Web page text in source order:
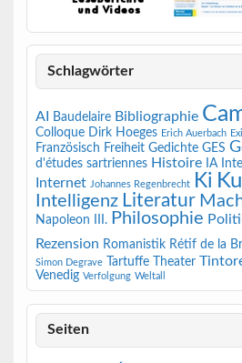
Schlagwörter
AI Baudelaire Bibliographie
Colloque Dirk Hoeges Erich Auerbach Exil
Französisch Freiheit Gedichte GES
d'études sartriennes Histoire IA
Internet Johannes Regenbrecht Ki
Intelligenz Literatur
Napoleon III. Philosophie
Rezension Romanistik Rétif de la
Simon Degrave Tartuffe Theater
Venedig Verfolgung Weltall
Seiten